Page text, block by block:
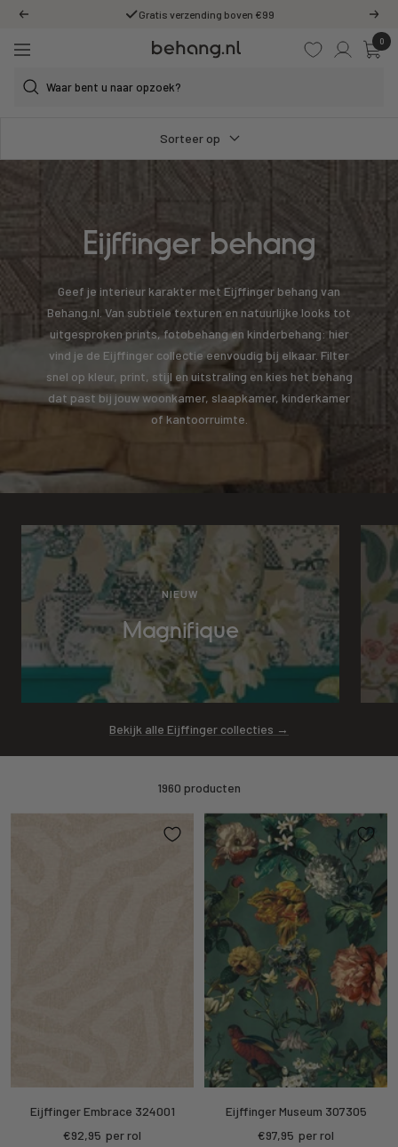
naar
content
Vorige Gratis verzending boven €99
0
Behang.nl
Navigatie
Sorteer op
Eijffinger behang
Geef je interieur karakter met Eijffinger behang van
Behang.nl. Van subtiele texturen en natuurlijke looks tot
uitgesproken prints, fotobehang en kinderbehang: hier
vind je de Eijffinger collectie eenvoudig bij elkaar. Filter
snel op kleur, print, stijl en uitstraling en kies het behang
dat past bij jouw woonkamer, slaapkamer, kinderkamer
of kantoorruimte.
NIEUW
Magnifique
Bekijk alle Eijffinger collecties →
1960 producten
Eijffinger Embrace 324001
Kortings
€92,95 per rol
Eijffinger Museum 307305
Kortings
€97,95 per rol